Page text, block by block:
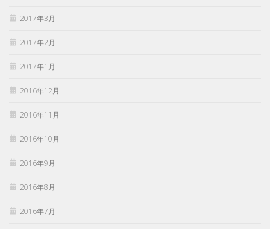
2017年3月
2017年2月
2017年1月
2016年12月
2016年11月
2016年10月
2016年9月
2016年8月
2016年7月